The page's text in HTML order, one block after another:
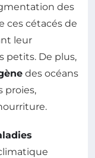
des
ces cétacés de
leur
petits. De plus,
des océans
proies,